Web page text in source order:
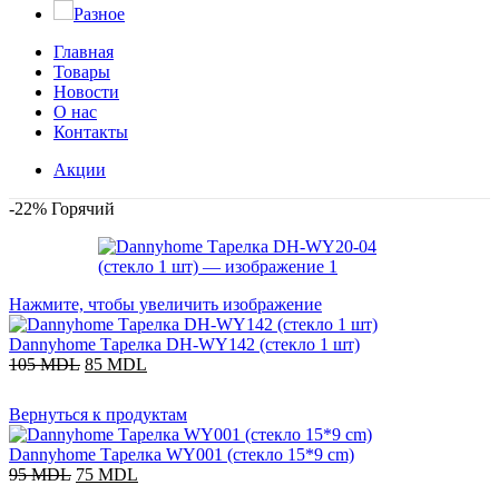
Разное
Главная
Товары
Новости
О нас
Контакты
Акции
-22% Горячий
Нажмите, чтобы увеличить изображение
Dannyhome Тарелка DH-WY142 (стекло 1 шт)
105MDL 85 MDL
Вернуться к продуктам
Dannyhome Тарелка WY001 (стекло 15*9 cm)
95MDL 75 MDL